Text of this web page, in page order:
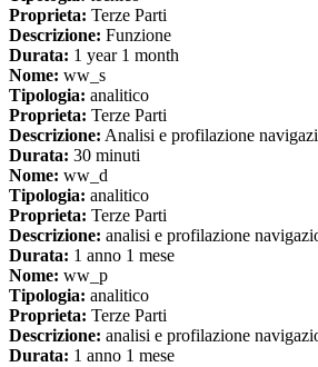
Proprieta: Terze Parti
Descrizione: Funzione
Durata: 1 year 1 month
Nome: ww_s
Tipologia: analitico
Proprieta: Terze Parti
Descrizione: Analisi e profilazione
Durata: 30 minuti
Nome: ww_d
Tipologia: analitico
Proprieta: Terze Parti
Descrizione: analisi e profilazione
Durata: 1 anno 1 mese
Nome: ww_p
Tipologia: analitico
Proprieta: Terze Parti
Descrizione: analisi e profilazione
Durata: 1 anno 1 mese